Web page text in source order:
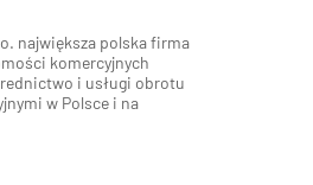
największa polska firma
komercyjnych
i usługi obrotu
w Polsce i na